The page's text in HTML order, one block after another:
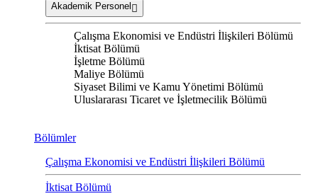
Akademik Personel
Çalışma Ekonomisi ve Endüstri İlişkileri Bölümü
İktisat Bölümü
İşletme Bölümü
Maliye Bölümü
Siyaset Bilimi ve Kamu Yönetimi Bölümü
Uluslararası Ticaret ve İşletmecilik Bölümü
Bölümler
Çalışma Ekonomisi ve Endüstri İlişkileri Bölümü
İktisat Bölümü